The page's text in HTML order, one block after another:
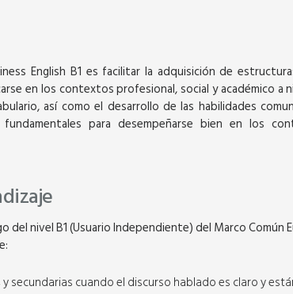
English B1 es facilitar la adquisición de
en los contextos profesional, social y académico a
así como el desarrollo de las habilidades
para desempeñarse bien en los
del nivel B1 (Usuario Independiente) del Marco Común
secundarias cuando el discurso hablado es claro y
Virtual